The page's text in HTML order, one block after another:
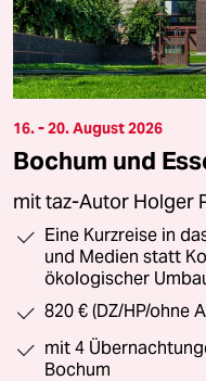
16. - 20. August 2026
Bochum und
mit taz-Autor Holger
Eine Kurzreise in
und Medien statt
ökologischer
820 € (DZ/HP/ohne
mit 4
Bochum